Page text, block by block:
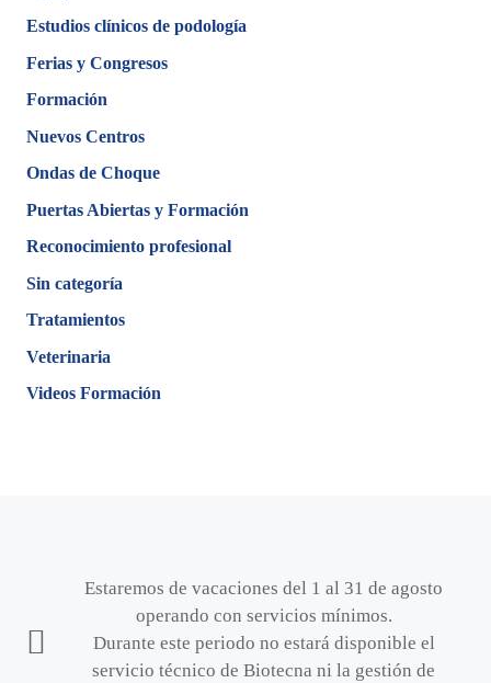
Estudios clínicos de podología
Ferias y Congresos
Formación
Nuevos Centros
Ondas de Choque
Puertas Abiertas y Formación
Reconocimiento profesional
Sin categoría
Tratamientos
Veterinaria
Videos Formación
Estaremos de vacaciones del 1 al 31 de agosto
operando con servicios mínimos.
Durante este periodo no estará disponible el
servicio técnico de Biotecna ni la gestión de